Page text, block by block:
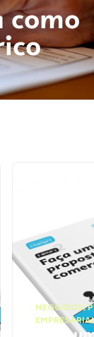
como
NEGÓCIOS,